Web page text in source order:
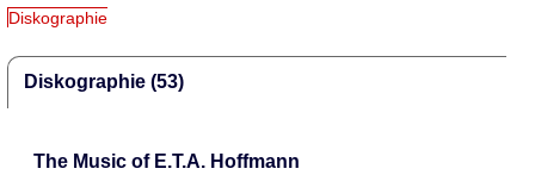
Diskographie
Diskographie (53)
The Music of E.T.A. Hoffmann